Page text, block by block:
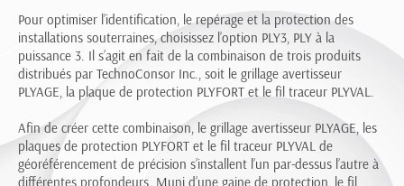
Pour optimiser l’identification, le repérage et la protection des
installations souterraines, choisissez l’option PLY3, PLY à la
puissance 3. Il s’agit en fait de la combinaison de trois produits
distribués par TechnoConsor Inc., soit le grillage avertisseur
PLYAGE, la plaque de protection PLYFORT et le fil traceur PLYVAL.
Afin de créer cette combinaison, le grillage avertisseur PLYAGE, les
plaques de protection PLYFORT et le fil traceur PLYVAL de
géoréférencement de précision s’installent l’un par-dessus l’autre à
différentes profondeurs. Muni d’une gaine de protection, le fil